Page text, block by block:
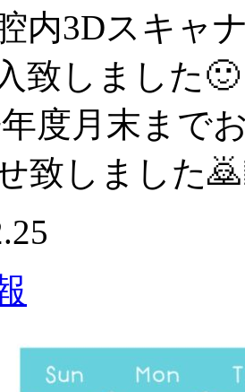
内3Dスキャ
致しました
度月末まで
致しました